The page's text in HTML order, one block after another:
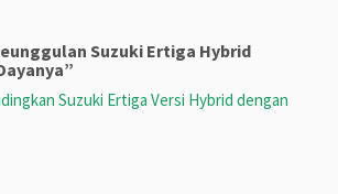
Suzuki Ertiga Hybrid
Suzuki Ertiga Versi Hybrid dengan